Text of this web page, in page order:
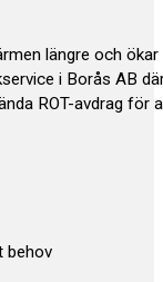
längre och
i Borås AB
ROT-avdrag för
behov